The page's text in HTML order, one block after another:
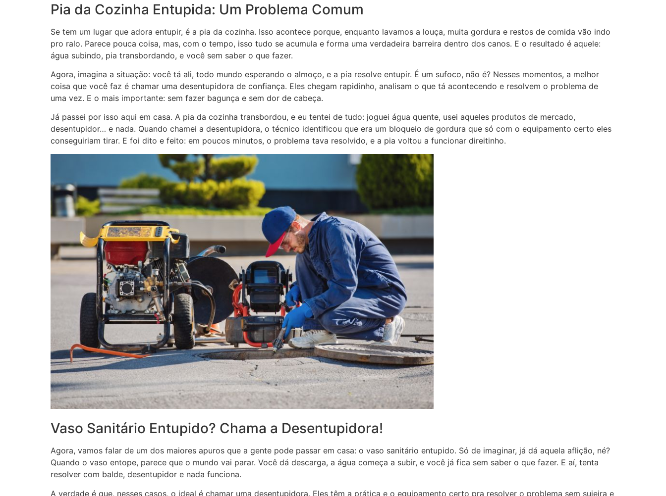
Pia da Cozinha Entupida: Um Problema Comum
Se tem um lugar que adora entupir, é a pia da cozinha. Isso acontece porque, enquanto lavamos a louça, muita gordura e restos de comida vão indo
pro ralo. Parece pouca coisa, mas, com o tempo, isso tudo se acumula e forma uma verdadeira barreira dentro dos canos. E o resultado é aquele:
água subindo, pia transbordando, e você sem saber o que fazer.
Agora, imagina a situação: você tá ali, todo mundo esperando o almoço, e a pia resolve entupir. É um sufoco, não é? Nesses momentos, a melhor
coisa que você faz é chamar uma desentupidora de confiança. Eles chegam rapidinho, analisam o que tá acontecendo e resolvem o problema de
uma vez. E o mais importante: sem fazer bagunça e sem dor de cabeça.
Já passei por isso aqui em casa. A pia da cozinha transbordou, e eu tentei de tudo: joguei água quente, usei aqueles produtos de mercado,
desentupidor… e nada. Quando chamei a desentupidora, o técnico identificou que era um bloqueio de gordura que só com o equipamento certo eles
conseguiriam tirar. E foi dito e feito: em poucos minutos, o problema tava resolvido, e a pia voltou a funcionar direitinho.
Vaso Sanitário Entupido? Chama a Desentupidora!
Agora, vamos falar de um dos maiores apuros que a gente pode passar em casa: o vaso sanitário entupido. Só de imaginar, já dá aquela aflição, né?
Quando o vaso entope, parece que o mundo vai parar. Você dá descarga, a água começa a subir, e você já fica sem saber o que fazer. E aí, tenta
resolver com balde, desentupidor e nada funciona.
A verdade é que, nesses casos, o ideal é chamar uma desentupidora. Eles têm a prática e o equipamento certo pra resolver o problema sem sujeira e